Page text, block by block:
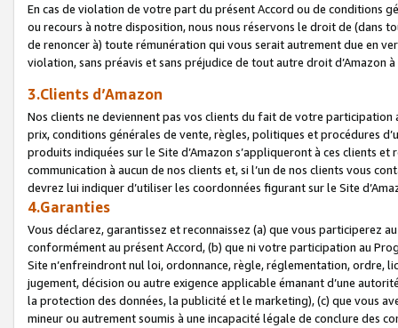
En cas de violation de votre part du présent Accord ou de conditions
ou recours à notre disposition, nous nous réservons le droit de (dans
de renoncer à) toute rémunération qui vous serait autrement due en
violation, sans préavis et sans préjudice de tout autre droit
3.Clients d’Amazon
Nos clients ne deviennent pas vos clients du fait de votre
prix, conditions générales de vente, règles, politiques et procédures
produits indiquées sur le Site d’Amazon s’appliqueront à ces clients
communication à aucun de nos clients et, si l’un de nos clients vous
devrez lui indiquer d’utiliser les coordonnées figurant sur le Site
4.Garanties
Vous déclarez, garantissez et reconnaissez (a) que vous participerez
conformément au présent Accord, (b) que ni votre participation au
Site n’enfreindront nul loi, ordonnance, règle, réglementation, ordre,
jugement, décision ou autre exigence applicable émanant d’une
la protection des données, la publicité et le marketing), (c) que vous
mineur ou autrement soumis à une incapacité légale de conclure des